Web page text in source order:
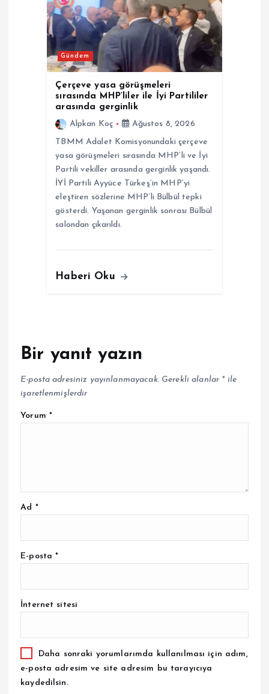
Gündem
Çerçeve yasa görüşmeleri
sırasında MHP’liler ile İyi Partililer
arasında gerginlik
Alpkan Koç
Ağustos 8, 2026
TBMM Adalet Komisyonundaki çerçeve
yasa görüşmeleri sırasında MHP’li ve İyi
Partili vekiller arasında gerginlik yaşandı.
İYİ Partili Ayyüce Türkeş’in MHP’yi
eleştiren sözlerine MHP’li Bülbül tepki
gösterdi. Yaşanan gerginlik sonrası Bülbül
salondan çıkarıldı.
Haberi Oku
Bir yanıt yazın
E-posta adresiniz yayınlanmayacak. Gerekli alanlar *ile
işaretlenmişlerdir
Yorum *
Ad *
E-posta*
İnternet sitesi
Daha sonraki yorumlarımda kullanılması için adım,
e-posta adresim ve site adresim bu tarayıcıya
kaydedilsin.